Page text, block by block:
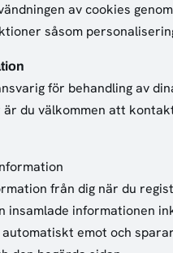
av cookies
såsom
för behandling av
du välkommen att
från dig när du
insamlade informationen
emot och